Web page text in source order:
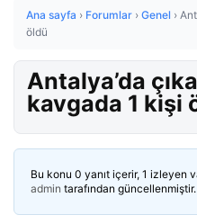
Ana sayfa › Forumlar › Genel ›
öldü
Antalya’da
kavgada 1 kişi
Bu konu 0 yanıt içerir, 1 izleyen
admin tarafından güncellenmiştir.